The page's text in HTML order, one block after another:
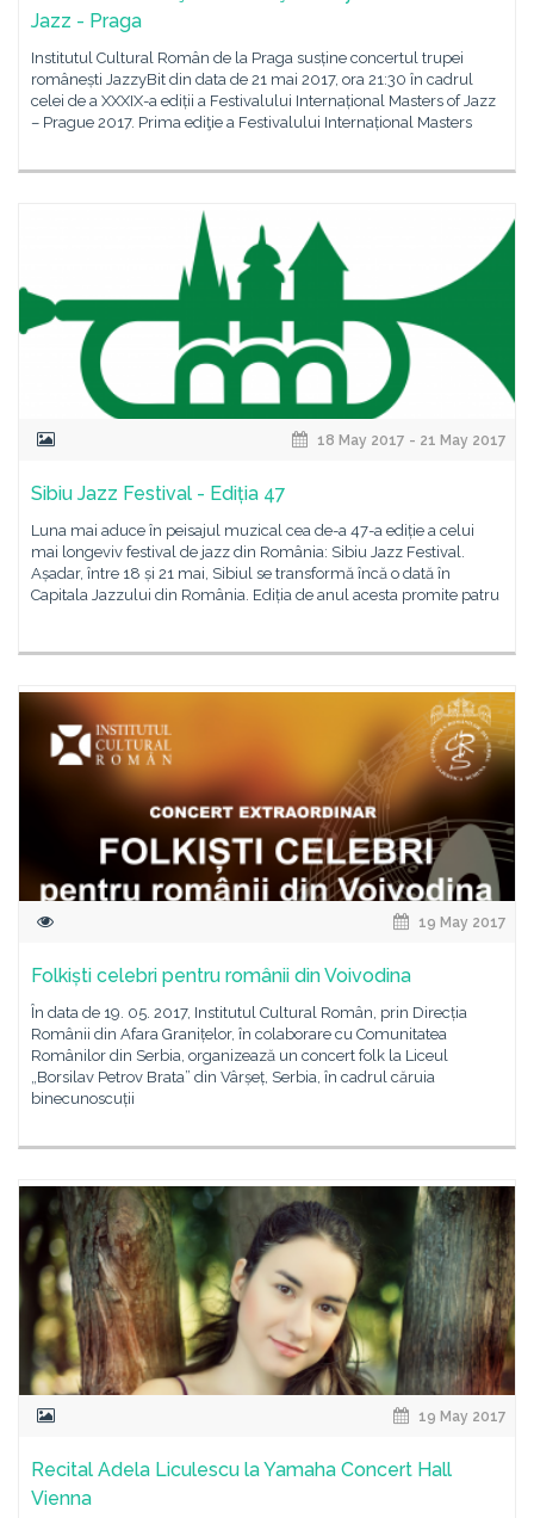
Jazz - Praga
Institutul Cultural Român de la Praga susține concertul trupei
românești JazzyBit din data de 21 mai 2017, ora 21:30 în cadrul
celei de a XXXIX-a ediții a Festivalului Internațional Masters of Jazz
– Prague 2017. Prima ediţie a Festivalului Internațional Masters
18 May 2017 - 21 May 2017
Sibiu Jazz Festival - Ediția 47
Luna mai aduce în peisajul muzical cea de-a 47-a ediție a celui
mai longeviv festival de jazz din România: Sibiu Jazz Festival.
Așadar, între 18 și 21 mai, Sibiul se transformă încă o dată în
Capitala Jazzului din România. Ediția de anul acesta promite patru
19 May 2017
Folkiști celebri pentru românii din Voivodina
În data de 19. 05. 2017, Institutul Cultural Român, prin Direcția
Românii din Afara Granițelor, în colaborare cu Comunitatea
Românilor din Serbia, organizează un concert folk la Liceul
„Borsilav Petrov Brata” din Vârșeț, Serbia, în cadrul căruia
binecunoscuții
19 May 2017
Recital Adela Liculescu la Yamaha Concert Hall
Vienna